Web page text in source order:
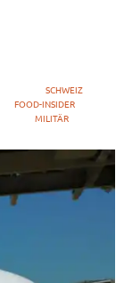
SCHWEIZ
FOOD-INSIDER
MILITÄR